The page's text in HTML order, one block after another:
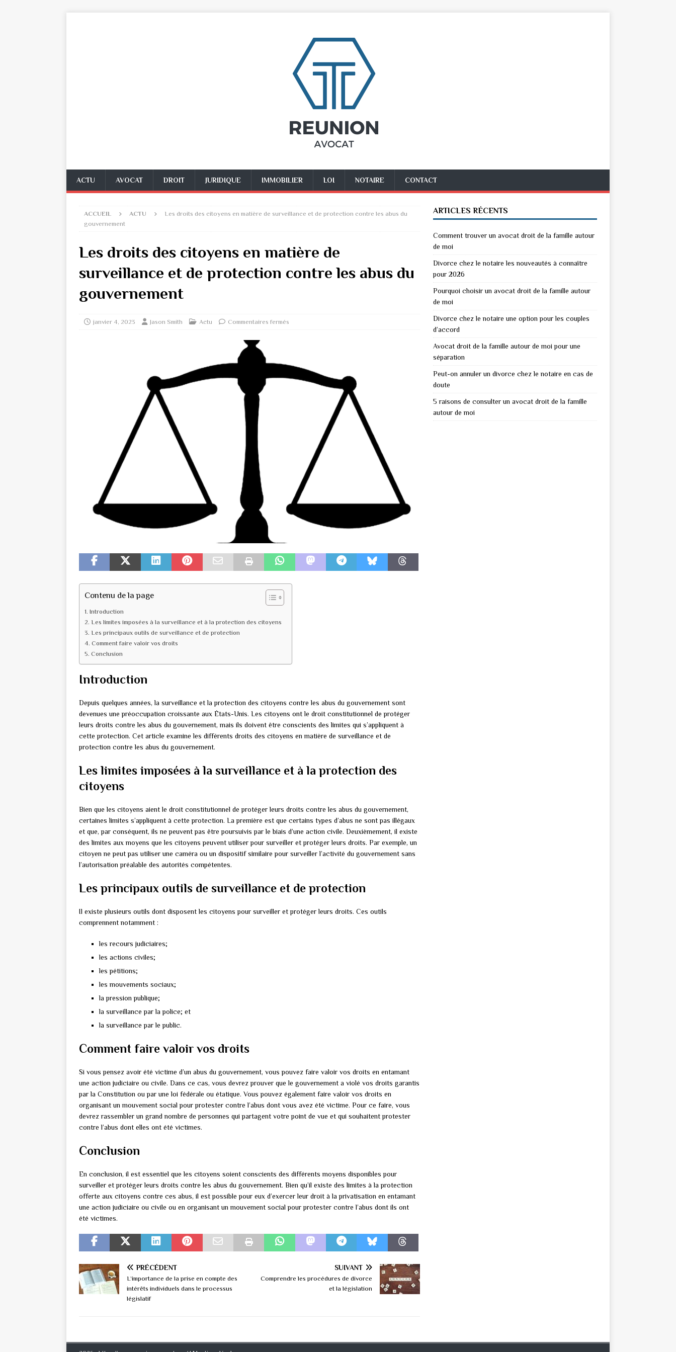
ACTU AVOCAT DROIT JURIDIQUE IMMOBILIER LOI NOTAIRE CONTACT
ACCUEIL ACTU
Les droits des citoyens en matière de surveillance et de protection contre les abus du
gouvernement
Les droits des citoyens en matière de
surveillance et de protection contre les abus du
gouvernement
janvier 4, 2023 Jason Smith Actu Commentaires fermés
Contenu de la page
Introduction
Les limites imposées à la surveillance et à la protection des citoyens
Les principaux outils de surveillance et de protection
Comment faire valoir vos droits
Conclusion
Introduction
Depuis quelques années, la surveillance et la protection des citoyens contre les abus du gouvernement sont
devenues une préoccupation croissante aux États-Unis. Les citoyens ont le droit constitutionnel de protéger
leurs droits contre les abus du gouvernement, mais ils doivent être conscients des limites qui s’appliquent à
cette protection. Cet article examine les différents droits des citoyens en matière de surveillance et de
protection contre les abus du gouvernement.
Les limites imposées à la surveillance et à la protection des
citoyens
Bien que les citoyens aient le droit constitutionnel de protéger leurs droits contre les abus du gouvernement,
certaines limites s’appliquent à cette protection. La première est que certains types d’abus ne sont pas illégaux
et que, par conséquent, ils ne peuvent pas être poursuivis par le biais d’une action civile. Deuxièmement, il existe
des limites aux moyens que les citoyens peuvent utiliser pour surveiller et protéger leurs droits. Par exemple, un
citoyen ne peut pas utiliser une caméra ou un dispositif similaire pour surveiller l’activité du gouvernement sans
l’autorisation préalable des autorités compétentes.
Les principaux outils de surveillance et de protection
Il existe plusieurs outils dont disposent les citoyens pour surveiller et protéger leurs droits. Ces outils
comprennent notamment :
les recours judiciaires;
les actions civiles;
les pétitions;
les mouvements sociaux;
la pression publique;
la surveillance par la police; et
la surveillance par le public.
Comment faire valoir vos droits
Si vous pensez avoir été victime d’un abus du gouvernement, vous pouvez faire valoir vos droits en entamant
une action judiciaire ou civile. Dans ce cas, vous devrez prouver que le gouvernement a violé vos droits garantis
par la Constitution ou par une loi fédérale ou étatique. Vous pouvez également faire valoir vos droits en
organisant un mouvement social pour protester contre l’abus dont vous avez été victime. Pour ce faire, vous
devrez rassembler un grand nombre de personnes qui partagent votre point de vue et qui souhaitent protester
contre l’abus dont elles ont été victimes.
Conclusion
En conclusion, il est essentiel que les citoyens soient conscients des différents moyens disponibles pour
surveiller et protéger leurs droits contre les abus du gouvernement. Bien qu’il existe des limites à la protection
offerte aux citoyens contre ces abus, il est possible pour eux d’exercer leur droit à la privatisation en entamant
une action judiciaire ou civile ou en organisant un mouvement social pour protester contre l’abus dont ils ont
été victimes.
PRÉCÉDENT
L’importance de la prise en compte des
intérêts individuels dans le processus
législatif
SUIVANT
Comprendre les procédures de divorce
et la législation
ARTICLES RÉCENTS
Comment trouver un avocat droit de la famille autour
de moi
Divorce chez le notaire les nouveautés à connaître
pour 2026
Pourquoi choisir un avocat droit de la famille autour
de moi
Divorce chez le notaire une option pour les couples
d’accord
Avocat droit de la famille autour de moi pour une
séparation
Peut-on annuler un divorce chez le notaire en cas de
doute
5 raisons de consulter un avocat droit de la famille
autour de moi